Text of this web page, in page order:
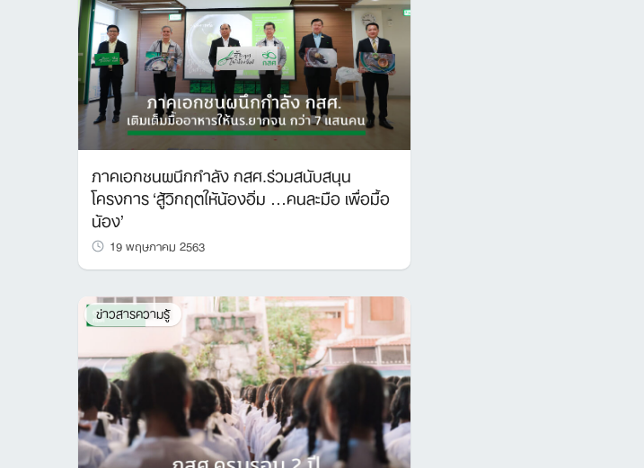
ภาคเอกชนผนึกกำลัง กสศ.ร่วมสนับสนุน
โครงการ ‘สู้วิกฤตให้น้องอิ่ม …คนละมือ เพื่อมื้อ
น้อง’
19 พฤษภาคม 2563
ข่าวสารความรู้